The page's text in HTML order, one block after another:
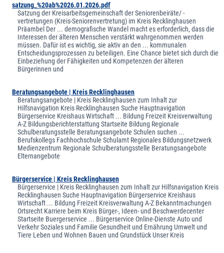
satzung_%20ab%2026.01.2026.pdf
Satzung der Kreisarbeitsgemeinschaft der Seniorenbeiräte/ -
vertretungen (Kreis-Seniorenvertretung) im Kreis Recklinghausen
Präambel Der ... demografische Wandel macht es erforderlich, dass die
Interessen der älteren Menschen verstärkt wahrgenommen werden
müssen. Dafür ist es wichtig, sie aktiv an den ... kommunalen
Entscheidungsprozessen zu beteiligen. Eine Chance bietet sich durch die
Einbeziehung der Fähigkeiten und Kompetenzen der älteren
Bürgerinnen und
Beratungsangebote | Kreis Recklinghausen
Beratungsangebote | Kreis Recklinghausen zum Inhalt zur
Hilfsnavigation Kreis Recklinghausen Suche Hauptnavigation
Bürgerservice Kreishaus Wirtschaft ... Bildung Freizeit Kreisverwaltung
A-Z Bildungsberichterstattung Startseite Bildung Regionale
Schulberatungsstelle Beratungsangebote Schulen suchen ...
Berufskollegs Fachhochschule Schulamt Regionales Bildungsnetzwerk
Medienzentrum Regionale Schulberatungsstelle Beratungsangebote
Elternangebote
Bürgerservice | Kreis Recklinghausen
Bürgerservice | Kreis Recklinghausen zum Inhalt zur Hilfsnavigation Kreis
Recklinghausen Suche Hauptnavigation Bürgerservice Kreishaus
Wirtschaft ... Bildung Freizeit Kreisverwaltung A-Z Bekanntmachungen
Ortsrecht Karriere beim Kreis Bürger-, Ideen- und Beschwerdecenter
Startseite Buergerservice ... Bürgerservice Online-Dienste Auto und
Verkehr Soziales und Familie Gesundheit und Ernährung Umwelt und
Tiere Leben und Wohnen Bauen und Grundstück Unser Kreis